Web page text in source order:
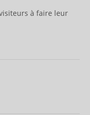
à faire leur